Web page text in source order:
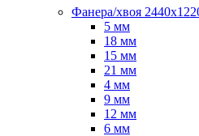
Фанера/хвоя
5 мм
18 мм
15 мм
21 мм
4 мм
9 мм
12 мм
6 мм